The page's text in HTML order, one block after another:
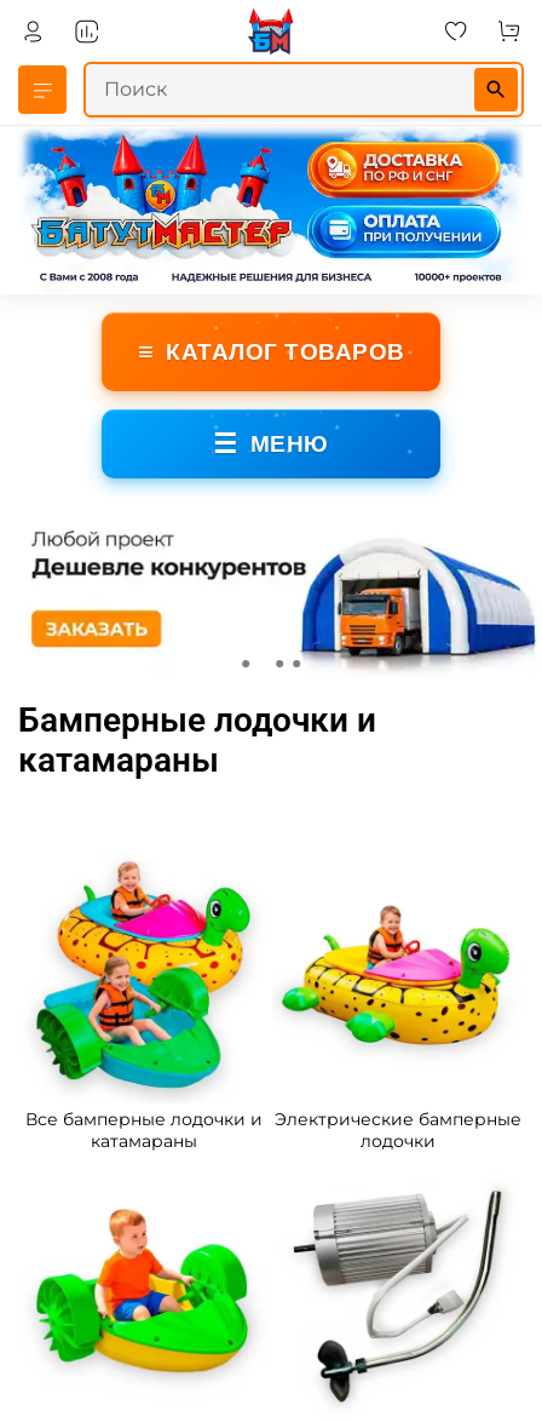
≡ КАТАЛОГ ТОВАРОВ
☰ МЕНЮ
Бамперные лодочки и
катамараны
Все бамперные лодочки и
катамараны
Электрические бамперные
лодочки